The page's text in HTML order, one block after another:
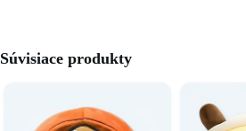
Súvisiace produkty